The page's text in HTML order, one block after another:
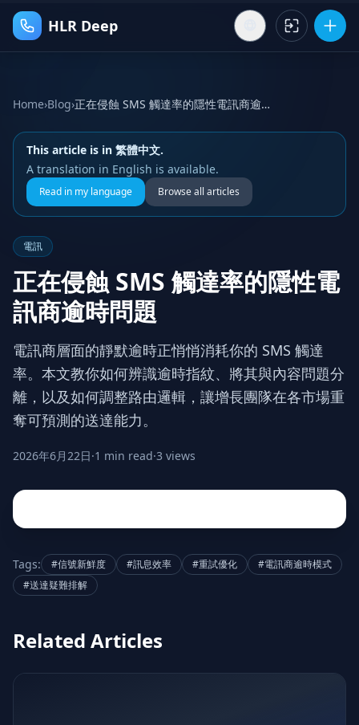
HLR Deep
Home›Blog› 正在侵蝕 SMS 觸達率的隱性電訊商逾時問題
This article is in 繁體中文.
A translation in English is available.
Read in my language Browse all articles
電訊
正在侵蝕 SMS 觸達率的隱性電
訊商逾時問題
電訊商層面的靜默逾時正悄悄消耗你的 SMS 觸達
率。本文教你如何辨識逾時指紋、將其與內容問題分
離，以及如何調整路由邏輯，讓增長團隊在各市場重
奪可預測的送達能力。
2026年6月22日·1 min read·3 views
Tags: #信號新鮮度 #訊息效率 #重試優化
#電訊商逾時模式
#送達疑難排解
Related Articles